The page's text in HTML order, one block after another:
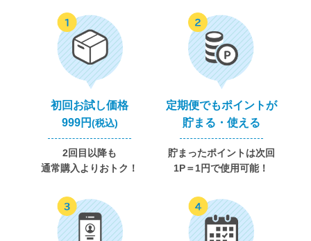
初回お試し価格
999円(税込)
2回目以降も
通常購入よりおトク！
定期便でもポイントが
貯まる・使える
貯まったポイントは次回
1P＝1円で使用可能！